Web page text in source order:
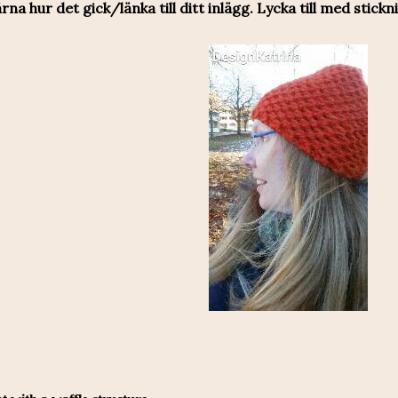
hur det gick/länka till ditt inlägg. Lycka till med